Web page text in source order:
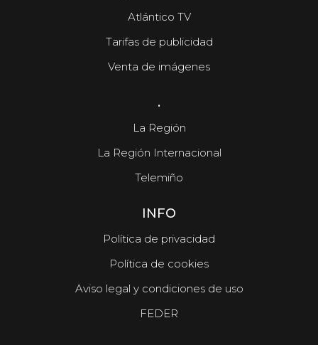
Atlántico TV
Tarifas de publicidad
Venta de imágenes
.
La Región
La Región Internacional
Telemiño
INFO
Política de privacidad
Política de cookies
Aviso legal y condiciones de uso
FEDER